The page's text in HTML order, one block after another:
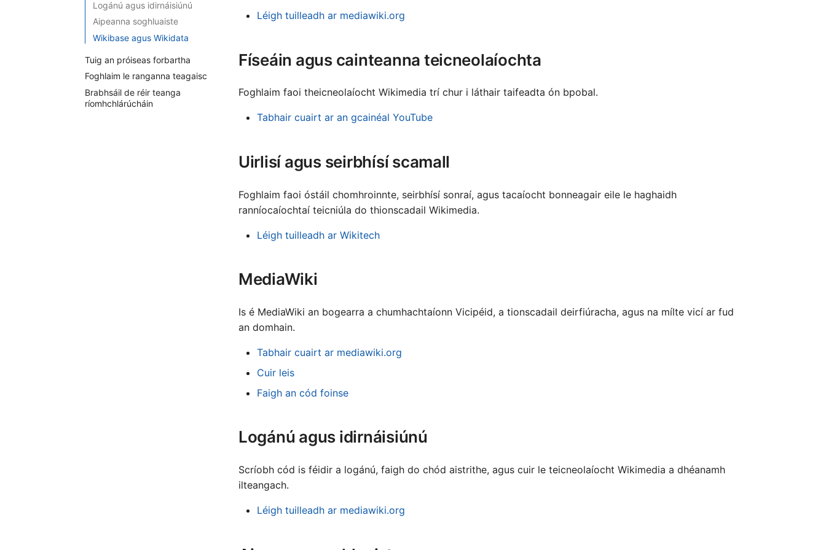
Slovenščina
Srpski (Latinica)
עברית
中文（繁體）
Logánú agus idirnáisiúnú
Aipeanna soghluaiste
Wikibase agus Wikidata
Tuig an próiseas forbartha
Foghlaim le ranganna teagaisc
Brabhsáil de réir teanga
ríomhchlárúcháin
Léigh tuilleadh ar mediawiki.org
Físeáin agus cainteanna teicneolaíochta
Foghlaim faoi theicneolaíocht Wikimedia trí chur i láthair taifeadta ón bpobal.
Tabhair cuairt ar an gcainéal YouTube
Uirlisí agus seirbhísí scamall
Foghlaim faoi óstáil chomhroinnte, seirbhísí sonraí, agus tacaíocht bonneagair eile le haghaidh
ranníocaíochtaí teicniúla do thionscadail Wikimedia.
Léigh tuilleadh ar Wikitech
MediaWiki
Is é MediaWiki an bogearra a chumhachtaíonn Vicipéid, a tionscadail deirfiúracha, agus na mílte vicí ar fud
an domhain.
Tabhair cuairt ar mediawiki.org
Cuir leis
Faigh an cód foinse
Logánú agus idirnáisiúnú
Scríobh cód is féidir a logánú, faigh do chód aistrithe, agus cuir le teicneolaíocht Wikimedia a dhéanamh
ilteangach.
Léigh tuilleadh ar mediawiki.org